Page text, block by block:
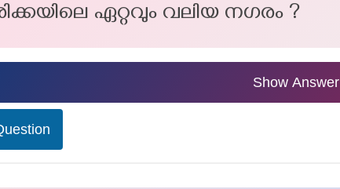
ഏറ്റവും വലിയ നഗരം ?
Show Answer